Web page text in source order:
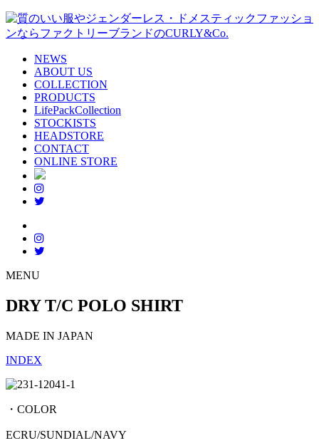
NEWS
ABOUT US
COLLECTION
PRODUCTS
LifePackCollection
STOCKISTS
HEADSTORE
CONTACT
ONLINE STORE
MENU
DRY T/C POLO SHIRT
MADE IN JAPAN
INDEX
・COLOR
ECRU/SUNDIAL/NAVY